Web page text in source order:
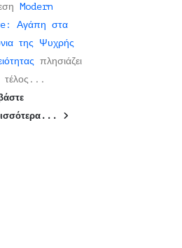
Modern
Αγάπη στα
της Ψυχρής
πλησιάζει
τέλος...